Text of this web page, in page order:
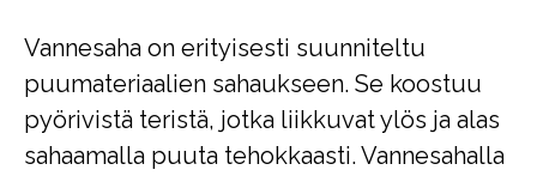
Vannesaha on erityisesti suunniteltu
puumateriaalien sahaukseen. Se koostuu
pyörivistä teristä, jotka liikkuvat ylös ja alas
sahaamalla puuta tehokkaasti. Vannesahalla